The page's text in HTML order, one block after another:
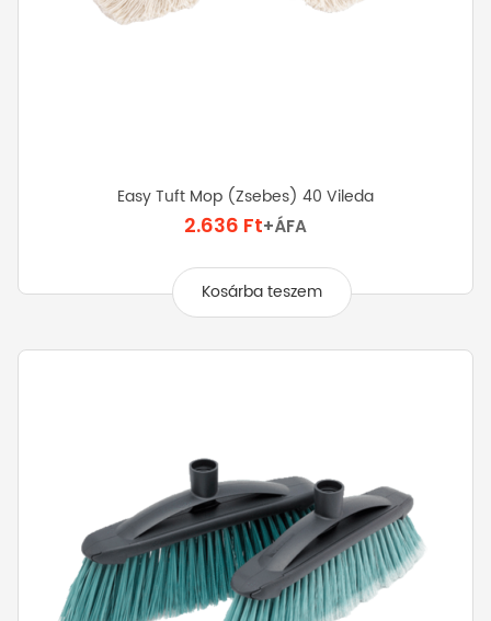
Easy Tuft Mop (zsebes) 40 Vileda
2.636 Ft+ÁFA
Kosárba teszem